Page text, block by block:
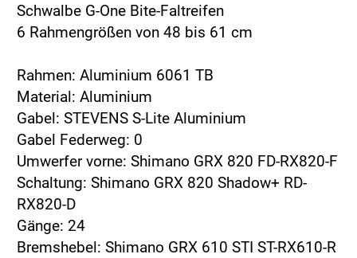
Schwalbe G-One Bite-Faltreifen
6 Rahmengrößen von 48 bis 61 cm
Rahmen: Aluminium 6061 TB
Material: Aluminium
Gabel: STEVENS S-Lite Aluminium
Gabel Federweg: 0
Umwerfer vorne: Shimano GRX 820 FD-RX820-F
Schaltung: Shimano GRX 820 Shadow+ RD-
RX820-D
Gänge: 24
Bremshebel: Shimano GRX 610 STI ST-RX610-R